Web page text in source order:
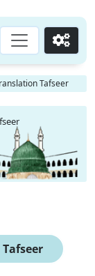
Go
Tafseer
Tafseer